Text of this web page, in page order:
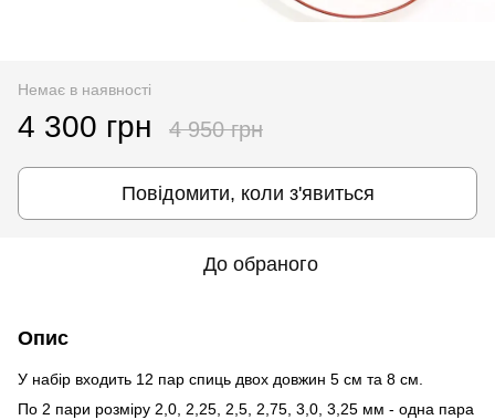
Немає в наявності
4 300 грн 4 950 грн
Повідомити, коли з'явиться
До обраного
Опис
У набір входить 12 пар спиць двох довжин 5 см та 8 см.
По 2 пари розміру 2,0, 2,25, 2,5, 2,75, 3,0, 3,25 мм - одна пара